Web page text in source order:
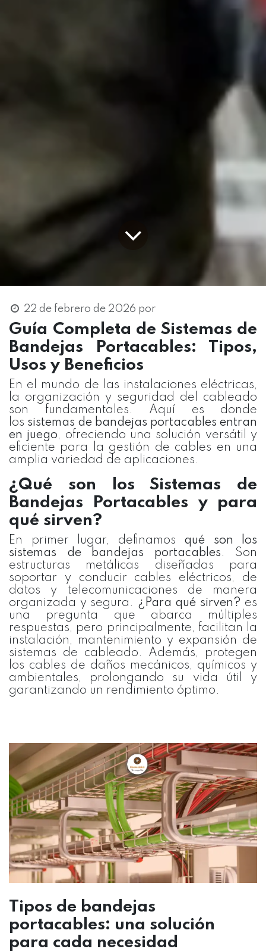
22 de febrero de 2026 por
Guía Completa de Sistemas de
Bandejas Portacables: Tipos,
Usos y Beneficios
En el mundo de las instalaciones eléctricas,
la organización y seguridad del cableado
son fundamentales. Aquí es donde
los sistemas de bandejas portacables entran
en juego, ofreciendo una solución versátil y
eficiente para la gestión de cables en una
amplia variedad de aplicaciones.
¿Qué son los Sistemas de
Bandejas Portacables y para
qué sirven?
En primer lugar, definamos qué son los
sistemas de bandejas portacables. Son
estructuras metálicas diseñadas para
soportar y conducir cables eléctricos, de
datos y telecomunicaciones de manera
organizada y segura. ¿Para qué sirven? es
una pregunta que abarca múltiples
respuestas, pero principalmente, facilitan la
instalación, mantenimiento y expansión de
sistemas de cableado. Además, protegen
los cables de daños mecánicos, químicos y
ambientales, prolongando su vida útil y
garantizando un rendimiento óptimo.
Tipos de bandejas
portacables: una solución
para cada necesidad